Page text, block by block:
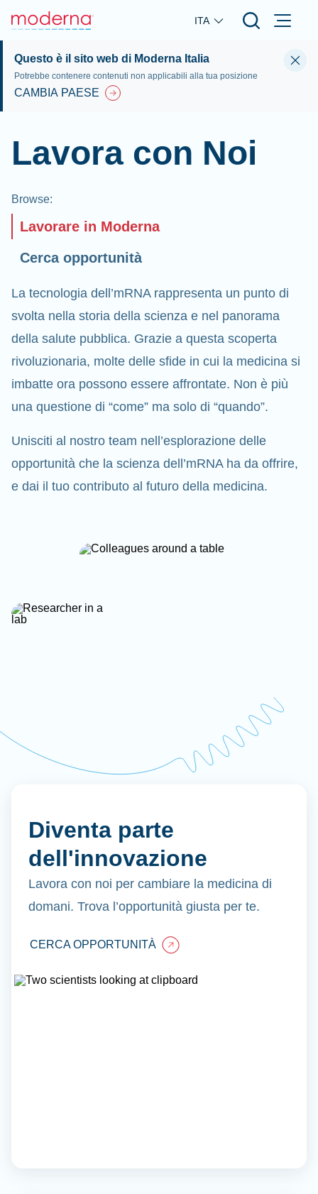
Skip to main content
ITA
Questo è il sito web di Moderna Italia
Potrebbe contenere contenuti non applicabili alla tua posizione
CAMBIA PAESE
Lavora con Noi
Browse:
Lavorare in Moderna
Cerca opportunità
La tecnologia dell’mRNA rappresenta un punto di
svolta nella storia della scienza e nel panorama
della salute pubblica. Grazie a questa scoperta
rivoluzionaria, molte delle sfide in cui la medicina si
imbatte ora possono essere affrontate. Non è più
una questione di “come” ma solo di “quando”.
Unisciti al nostro team nell’esplorazione delle
opportunità che la scienza dell’mRNA ha da offrire,
e dai il tuo contributo al futuro della medicina.
Diventa parte
dell'innovazione
Lavora con noi per cambiare la medicina di
domani. Trova l’opportunità giusta per te.
CERCA OPPORTUNITÀ